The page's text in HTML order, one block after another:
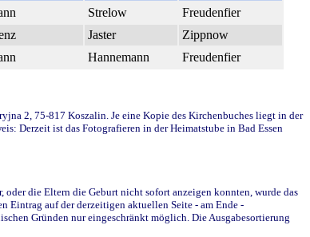
Strelow
Freudenfier
Jaster
Zippnow
Hannemann Freudenfier
2, 75-817 Koszalin. Je eine Kopie des Kirchenbuches liegt in der
Derzeit ist das Fotografieren in der Heimatstube in Bad Essen
die Eltern die Geburt nicht sofort anzeigen konnten, wurde das
Eintrag auf der derzeitigen aktuellen Seite - am Ende -
Gründen nur eingeschränkt möglich. Die Ausgabesortierung